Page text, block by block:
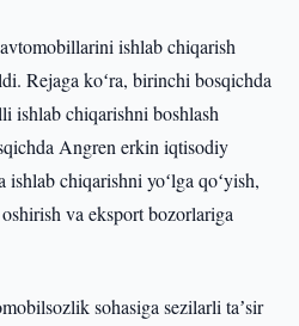
ishlab chiqarish
Rejaga koʻra, birinchi bosqichda
ishlab chiqarishni boshlash
Angren erkin iqtisodiy
chiqarishni yoʻlga qoʻyish,
va eksport bozorlariga
sohasiga sezilarli taʼsir